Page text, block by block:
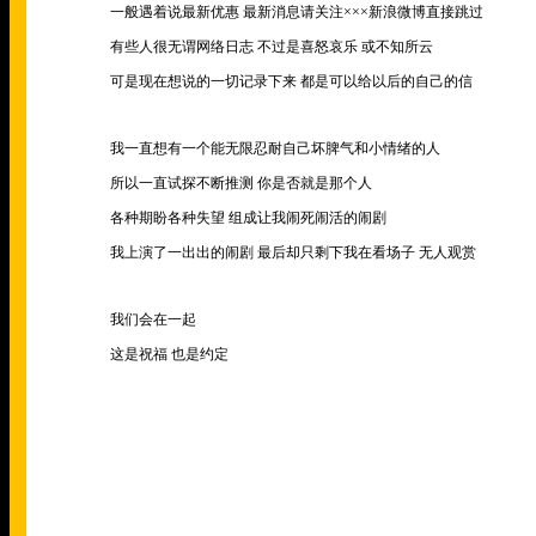
一般遇着说最新优惠 最新消息请关注×××新浪微博直接跳过
有些人很无谓网络日志 不过是喜怒哀乐 或不知所云
可是现在想说的一切记录下来 都是可以给以后的自己的信
我一直想有一个能无限忍耐自己坏脾气和小情绪的人
所以一直试探不断推测 你是否就是那个人
各种期盼各种失望 组成让我闹死闹活的闹剧
我上演了一出出的闹剧 最后却只剩下我在看场子 无人观赏
我们会在一起
这是祝福 也是约定